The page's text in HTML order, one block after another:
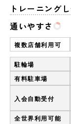
トレーニング
通いやすさ
複数店舗利用可
駐輪場
有料駐車場
入会自動受付
全世界利用可能